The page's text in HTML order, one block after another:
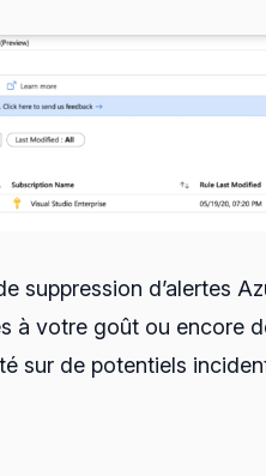
suppression d’alertes
à votre goût ou encore
sur de potentiels